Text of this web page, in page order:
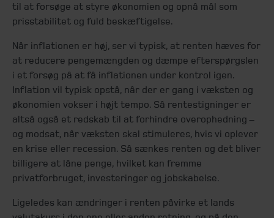
til at forsøge at styre økonomien og opnå mål som
prisstabilitet og fuld beskæftigelse.
Når inflationen er høj, ser vi typisk, at renten hæves for
at reducere pengemængden og dæmpe efterspørgslen
i et forsøg på at få inflationen under kontrol igen.
Inflation vil typisk opstå, når der er gang i væksten og
økonomien vokser i højt tempo. Så rentestigninger er
altså også et redskab til at forhindre overophedning –
og modsat, når væksten skal stimuleres, hvis vi oplever
en krise eller recession. Så sænkes renten og det bliver
billigere at låne penge, hvilket kan fremme
privatforbruget, investeringer og jobskabelse.
Ligeledes kan ændringer i renten påvirke et lands